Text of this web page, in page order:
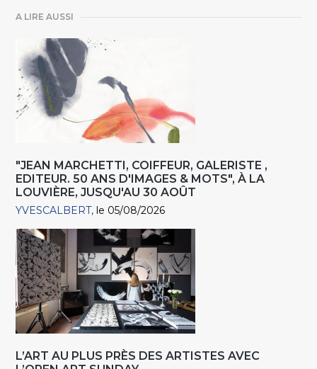
A LIRE AUSSI
"JEAN MARCHETTI, COIFFEUR, GALERISTE ,
EDITEUR. 50 ANS D'IMAGES & MOTS", À LA
LOUVIÈRE, JUSQU'AU 30 AOÛT
YVESCALBERT le 05/08/2026
L’ART AU PLUS PRÈS DES ARTISTES AVEC